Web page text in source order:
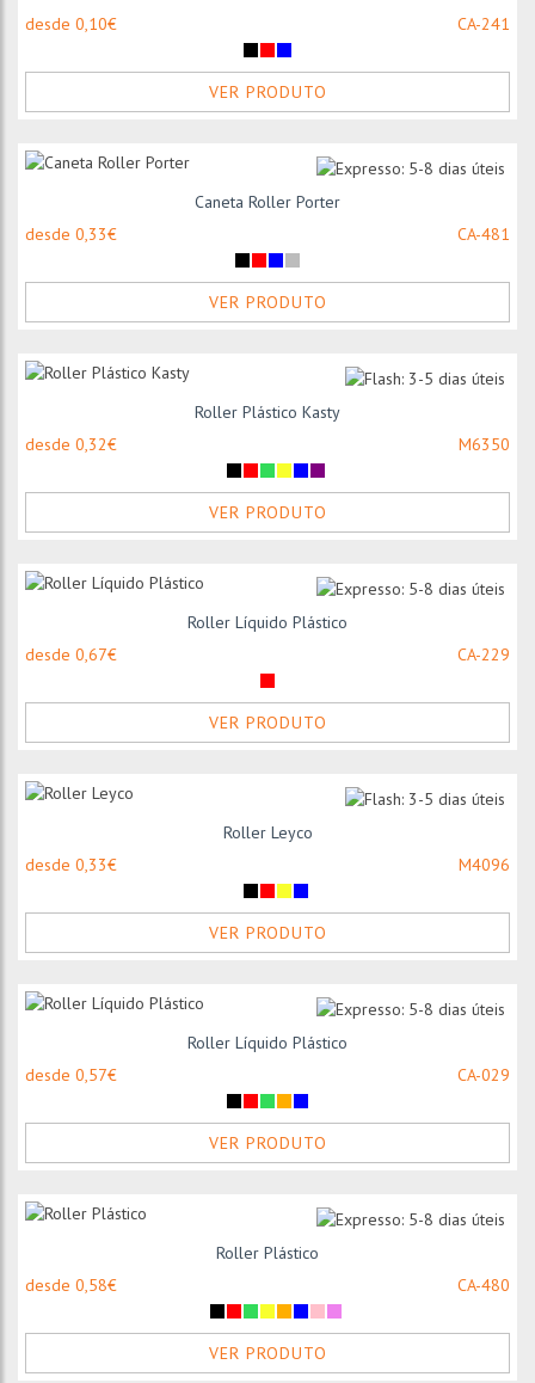
desde 0,10€
CA-241
VER PRODUTO
Caneta Roller Porter
desde 0,33€
CA-481
VER PRODUTO
Roller Plástico Kasty
desde 0,32€
M6350
VER PRODUTO
Roller Líquido Plástico
desde 0,67€
CA-229
VER PRODUTO
Roller Leyco
desde 0,33€
M4096
VER PRODUTO
Roller Líquido Plástico
desde 0,57€
CA-029
VER PRODUTO
Roller Plástico
desde 0,58€
CA-480
VER PRODUTO